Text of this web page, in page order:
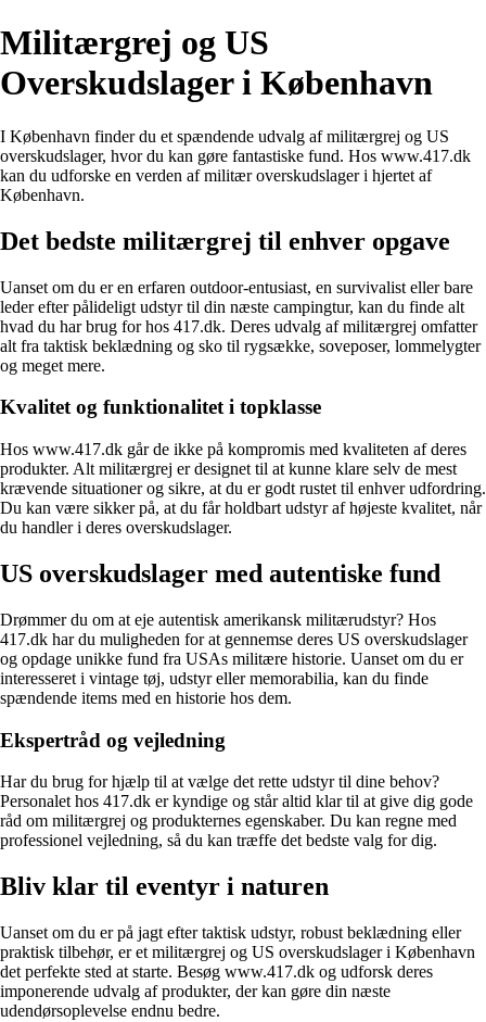
Militærgrej og US
Overskudslager i København
I København finder du et spændende udvalg af militærgrej og US
overskudslager, hvor du kan gøre fantastiske fund. Hos www.417.dk
kan du udforske en verden af militær overskudslager i hjertet af
København.
Det bedste militærgrej til enhver opgave
Uanset om du er en erfaren outdoor-entusiast, en survivalist eller bare
leder efter pålideligt udstyr til din næste campingtur, kan du finde alt
hvad du har brug for hos 417.dk. Deres udvalg af militærgrej omfatter
alt fra taktisk beklædning og sko til rygsække, soveposer, lommelygter
og meget mere.
Kvalitet og funktionalitet i topklasse
Hos www.417.dk går de ikke på kompromis med kvaliteten af deres
produkter. Alt militærgrej er designet til at kunne klare selv de mest
krævende situationer og sikre, at du er godt rustet til enhver udfordring.
Du kan være sikker på, at du får holdbart udstyr af højeste kvalitet, når
du handler i deres overskudslager.
US overskudslager med autentiske fund
Drømmer du om at eje autentisk amerikansk militærudstyr? Hos
417.dk har du muligheden for at gennemse deres US overskudslager
og opdage unikke fund fra USAs militære historie. Uanset om du er
interesseret i vintage tøj, udstyr eller memorabilia, kan du finde
spændende items med en historie hos dem.
Ekspertråd og vejledning
Har du brug for hjælp til at vælge det rette udstyr til dine behov?
Personalet hos 417.dk er kyndige og står altid klar til at give dig gode
råd om militærgrej og produkternes egenskaber. Du kan regne med
professionel vejledning, så du kan træffe det bedste valg for dig.
Bliv klar til eventyr i naturen
Uanset om du er på jagt efter taktisk udstyr, robust beklædning eller
praktisk tilbehør, er et militærgrej og US overskudslager i København
det perfekte sted at starte. Besøg www.417.dk og udforsk deres
imponerende udvalg af produkter, der kan gøre din næste
udendørsoplevelse endnu bedre.